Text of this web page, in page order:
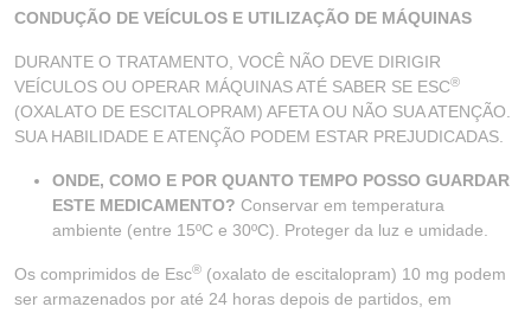
CONDUÇÃO DE VEÍCULOS E UTILIZAÇÃO DE MÁQUINAS
DURANTE O TRATAMENTO, VOCÊ NÃO DEVE DIRIGIR
VEÍCULOS OU OPERAR MÁQUINAS ATÉ SABER SE ESC®
(OXALATO DE ESCITALOPRAM) AFETA OU NÃO SUA ATENÇÃO.
SUA HABILIDADE E ATENÇÃO PODEM ESTAR PREJUDICADAS.
ONDE, COMO E POR QUANTO TEMPO POSSO GUARDAR
ESTE MEDICAMENTO? Conservar em temperatura
ambiente (entre 15ºC e 30ºC). Proteger da luz e umidade.
Os comprimidos de Esc® (oxalato de escitalopram) 10 mg podem
ser armazenados por até 24 horas depois de partidos, em